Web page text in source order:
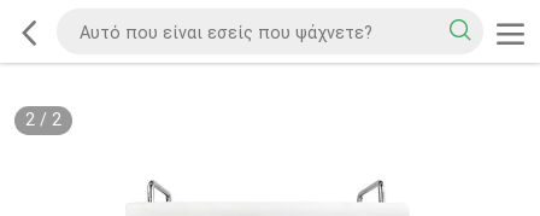
2/ 2